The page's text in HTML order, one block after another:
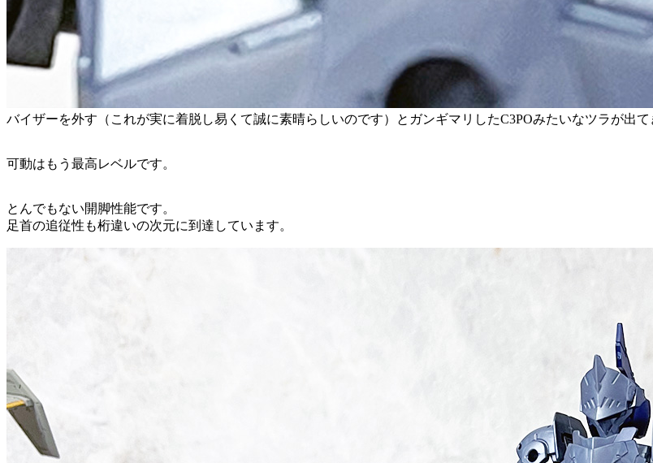
バイザーを外す（これが実に着脱し易くて誠に素晴らしいのです）とガンギマリしたC3POみたいなツラが出て
可動はもう最高レベルです。
とんでもない開脚性能です。
足首の追従性も桁違いの次元に到達しています。